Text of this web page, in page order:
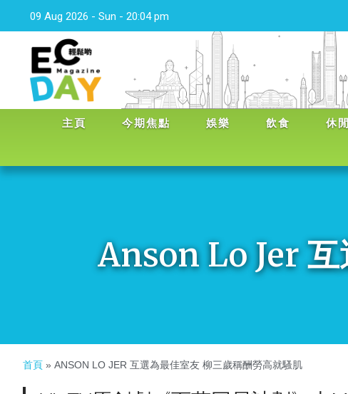
09 Aug 2026 - Sun - 20:04 pm
主頁 今期焦點 娛樂 飲食 休閒
Anson Lo Jer 互
首頁 » ANSON LO JER 互選為最佳室友 柳三歲稱酬勞高就騷肌